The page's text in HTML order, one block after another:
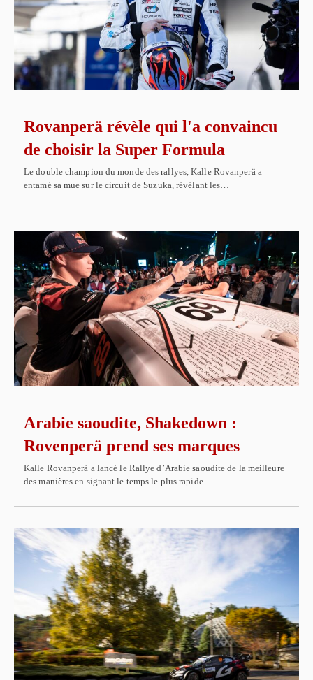
Rovanperä révèle qui l'a convaincu
de choisir la Super Formula
Le double champion du monde des rallyes, Kalle Rovanperä a
entamé sa mue sur le circuit de Suzuka, révélant les…
Arabie saoudite, Shakedown :
Rovenperä prend ses marques
Kalle Rovanperä a lancé le Rallye d’Arabie saoudite de la meilleure
des manières en signant le temps le plus rapide…